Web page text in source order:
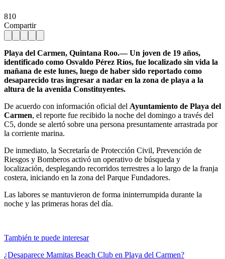
810
Compartir
Playa del Carmen, Quintana Roo.— Un joven de 19 años,
identificado como Osvaldo Pérez Ríos, fue localizado sin vida la
mañana de este lunes, luego de haber sido reportado como
desaparecido tras ingresar a nadar en la zona de playa a la
altura de la avenida Constituyentes.
De acuerdo con información oficial del Ayuntamiento de Playa del
Carmen, el reporte fue recibido la noche del domingo a través del
C5, donde se alertó sobre una persona presuntamente arrastrada por
la corriente marina.
De inmediato, la Secretaría de Protección Civil, Prevención de
Riesgos y Bomberos activó un operativo de búsqueda y
localización, desplegando recorridos terrestres a lo largo de la franja
costera, iniciando en la zona del Parque Fundadores.
Las labores se mantuvieron de forma ininterrumpida durante la
noche y las primeras horas del día.
También te puede interesar
¿Desaparece Mamitas Beach Club en Playa del Carmen?